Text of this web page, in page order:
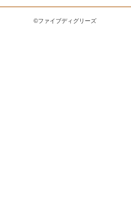
©ファイブディグリーズ